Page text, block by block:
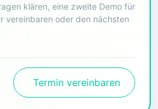
klären, eine zweite Demo für
vereinbaren oder den nächsten
Termin vereinbaren